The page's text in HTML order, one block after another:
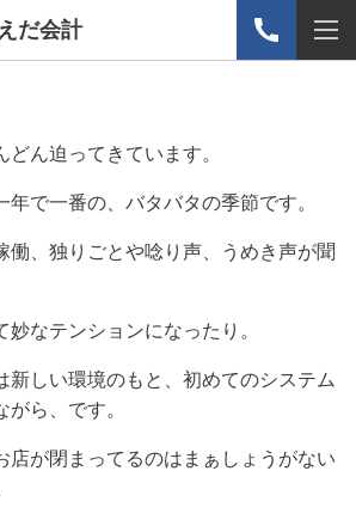
だ会計
ん迫ってきています。
年で一番の、バタバタの季節です。
働、独りごとや唸り声、うめき声が聞
妙なテンションになったり。
新しい環境のもと、初めてのシステム
ら、です。
店が閉まってるのはまぁしょうがない